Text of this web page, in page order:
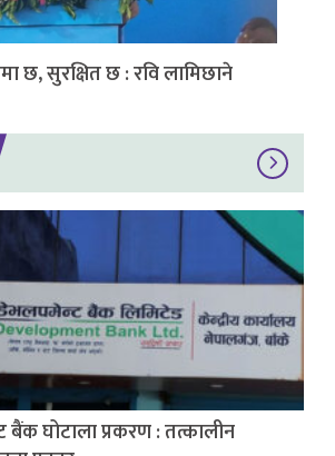
छ, सुरक्षित छ : रवि लामिछाने
घोटाला प्रकरण : तत्कालीन